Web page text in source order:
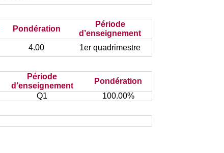
Pondération
Période
d’enseignement
4.00 1er quadrimestre
Période
d’enseignement
Pondération
Q1 100.00%